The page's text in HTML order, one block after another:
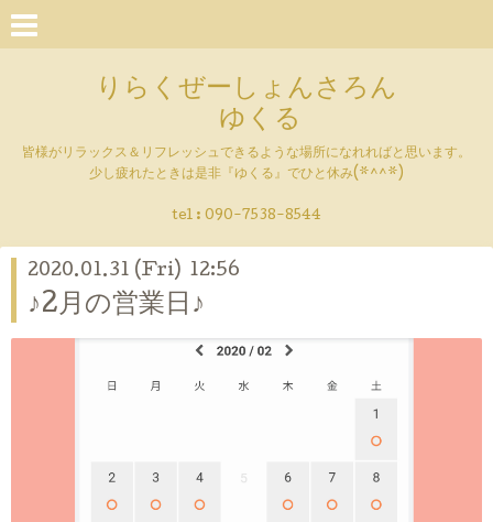
りらくぜーしょんさろん
ゆくる
皆様がリラックス＆リフレッシュできるような場所になれればと思います。
少し疲れたときは是非『ゆくる』でひと休み(*^^*)
tel : 090-7538-8544
2020.01.31 (Fri) 12:56
♪2月の営業日♪